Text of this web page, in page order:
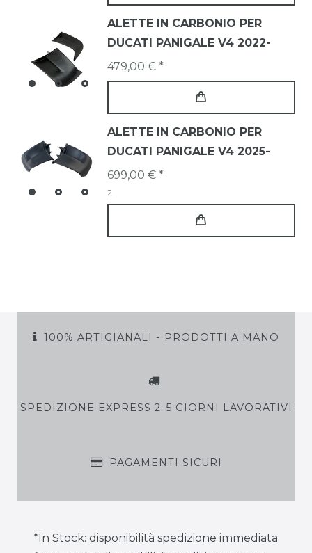
ALETTE IN CARBONIO PER
DUCATI PANIGALE V4 2022-
479,00 € *
ALETTE IN CARBONIO PER
DUCATI PANIGALE V4 2025-
699,00 € *
2
100% ARTIGIANALI - PRODOTTI A MANO
SPEDIZIONE EXPRESS 2-5 GIORNI LAVORATIVI
PAGAMENTI SICURI
*In Stock: disponibilità spedizione immediata